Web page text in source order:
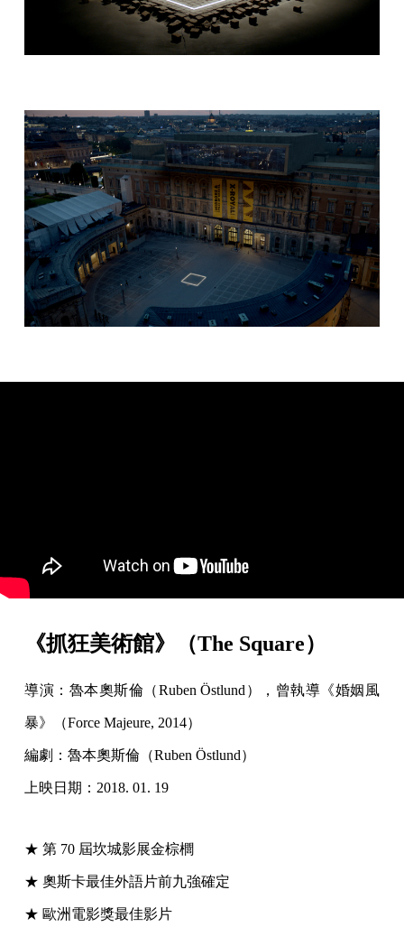
《抓狂美術館》（The Square）
導演：魯本奧斯倫（Ruben Östlund），曾執導《婚姻風
暴》（Force Majeure, 2014）
編劇：魯本奧斯倫（Ruben Östlund）
上映日期：2018. 01. 19
★ 第 70 屆坎城影展金棕櫚
★ 奧斯卡最佳外語片前九強確定
★ 歐洲電影獎最佳影片